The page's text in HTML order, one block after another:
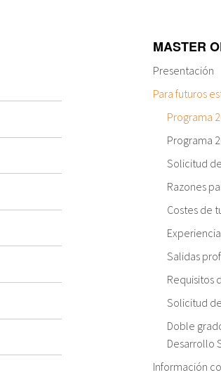
MASTER
Presentación
Para futuros
Programa
Programa
Solicitud
Razones
Costes de
Salidas
Requisitos
Solicitud
Doble
Desarrollo
Información